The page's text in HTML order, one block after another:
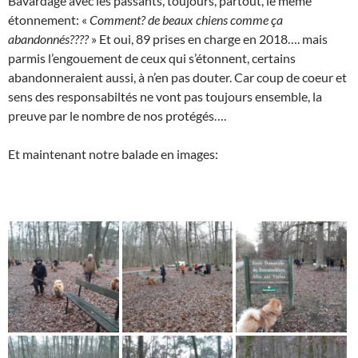
étonnement: « Comment? de beaux chiens comme ça
abandonnés????» Et oui, 89 prises en charge en 2018…. mais
parmis l’engouement de ceux qui s’étonnent, certains
abandonneraient aussi, à n’en pas douter. Car coup de coeur et
sens des responsabiltés ne vont pas toujours ensemble, la
preuve par le nombre de nos protégés….
Et maintenant notre balade en images: